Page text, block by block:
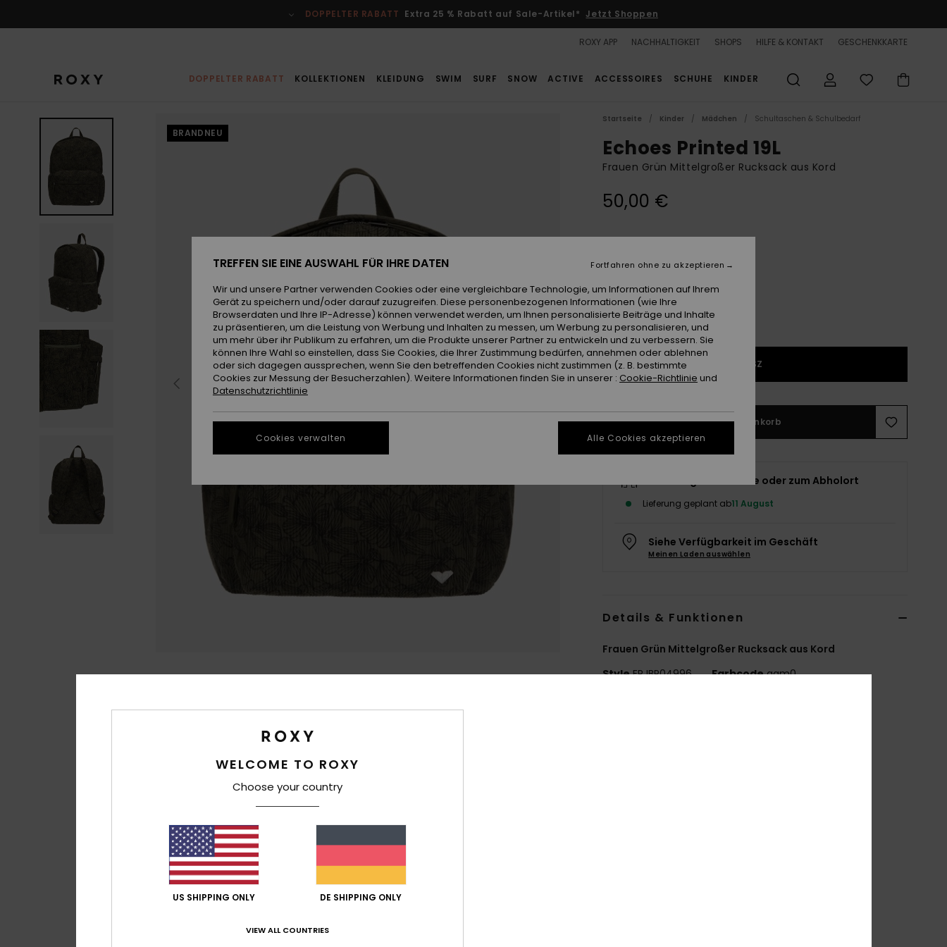
DOPPELTER RABATT Extra 25 % Rabatt auf Sale-Artikel* Jetzt Shoppen
ROXY APP NACHHALTIGKEIT SHOPS HILFE & KONTAKT GESCHENKKARTE
DOPPELTER RABATT KOLLEKTIONEN KLEIDUNG SWIM SURF SNOW ACTIVE ACCESSOIRES SCHUHE KINDER
BRANDNEU
Startseite Kinder Mädchen Schultaschen & Schulbedarf
Echoes Printed 19L
Frauen Grün Mittelgroßer Rucksack aus Kord
50,00 €
1SZ
In den Warenkorb
Lieferung nach Hause oder zum Abholort
Lieferung geplant ab11 August
Siehe Verfügbarkeit im Geschäft
Meinen Laden auswählen
Details & Funktionen
Frauen Grün Mittelgroßer Rucksack aus Kord
StyleERJBP04996 Farbcodegqm0
WELCOME TO ROXY
Choose your country
US SHIPPING ONLY DE SHIPPING ONLY
VIEW ALL COUNTRIES
TREFFEN SIE EINE AUSWAHL FÜR IHRE DATEN
Wir und unsere Partner verwenden Cookies oder eine vergleichbare Technologie, um Informationen auf Ihrem
Gerät zu speichern und/oder darauf zuzugreifen. Diese personenbezogenen Informationen (wie Ihre
Browserdaten und Ihre IP-Adresse) können verwendet werden, um Ihnen personalisierte Beiträge und Inhalte
zu präsentieren, um die Leistung von Werbung und Inhalten zu messen, um Werbung zu personalisieren, und
um mehr über ihr Publikum zu erfahren, um die Produkte unserer Partner zu entwickeln und zu verbessern. Sie
können Ihre Wahl so einstellen, dass Sie Cookies, die Ihrer Zustimmung bedürfen, annehmen oder ablehnen
oder sich dagegen aussprechen, wenn Sie den betreffenden Cookies nicht zustimmen (z. B. bestimmte
Cookies zur Messung der Besucherzahlen). Weitere Informationen finden Sie in unserer : Cookie-Richtlinie und
Datenschutzrichtlinie
Cookies verwalten
Fortfahren ohne zu akzeptieren
Alle Cookies akzeptieren